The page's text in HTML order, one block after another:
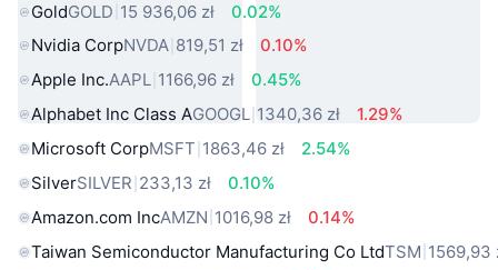
GoldGOLD 15 936,06 zł
0.02%
Nvidia CorpNVDA 819,51 zł
0.10%
Apple Inc.AAPL 1166,96 zł
0.45%
Alphabet Inc Class AGOOGL 1340,36 zł
1.29%
Microsoft CorpMSFT 1863,46 zł
2.54%
SilverSILVER 233,13 zł
0.10%
Amazon.com IncAMZN 1016,98 zł
0.14%
Taiwan Semiconductor Manufacturing Co LtdTSM 1569,93